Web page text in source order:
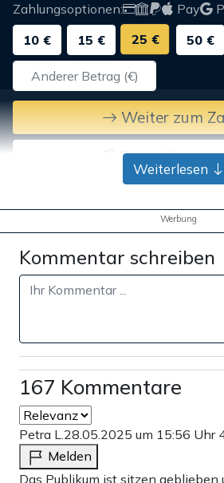
Zahlungsoptionen: Pay
10 €
15 € 25 € 50 €
Weiter zum
Bank-
Weiterlesen
Werbung
Kommentar schreiben
167 Kommentare
Petra L.28.05.2025 um 15:56 Uhr
Melden
Das Publikum ist sitzen geblieben